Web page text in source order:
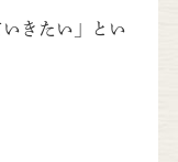
きたい」とい